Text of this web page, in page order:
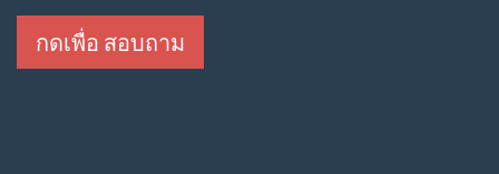
กดเพื่อ สอบถาม